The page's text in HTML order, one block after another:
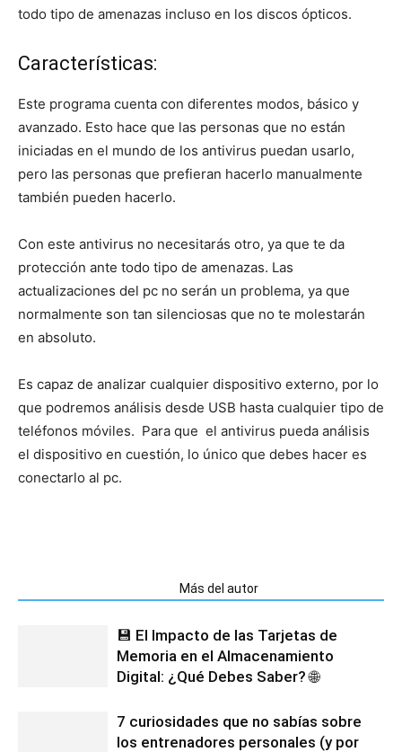
todo tipo de amenazas incluso en los discos ópticos.
Características:
Este programa cuenta con diferentes modos, básico y
avanzado. Esto hace que las personas que no están
iniciadas en el mundo de los antivirus puedan usarlo,
pero las personas que prefieran hacerlo manualmente
también pueden hacerlo.
Con este antivirus no necesitarás otro, ya que te da
protección ante todo tipo de amenazas. Las
actualizaciones del pc no serán un problema, ya que
normalmente son tan silenciosas que no te molestarán
en absoluto.
Es capaz de analizar cualquier dispositivo externo, por lo
que podremos análisis desde USB hasta cualquier tipo de
teléfonos móviles. Para que el antivirus pueda análisis
el dispositivo en cuestión, lo único que debes hacer es
conectarlo al pc.
Más del autor
💾 El Impacto de las Tarjetas de
Memoria en el Almacenamiento
Digital: ¿Qué Debes Saber? 🌐
7 curiosidades que no sabías sobre
los entrenadores personales (y por